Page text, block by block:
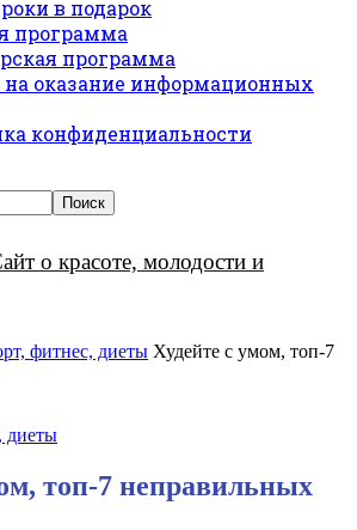
в подарок
программа
программа
на оказание информационных
конфиденциальности
о красоте, молодости и
фитнес, диеты Худейте с умом, топ-7
диеты
топ-7 неправильных